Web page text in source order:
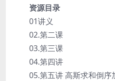
资源目录
01讲义
02.第二课
03.第三课
04.第四讲
05.第五讲 高斯求和倒序